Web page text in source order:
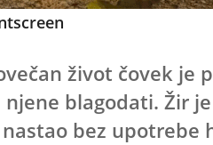
život čovek je
blagodati. Žir
bez